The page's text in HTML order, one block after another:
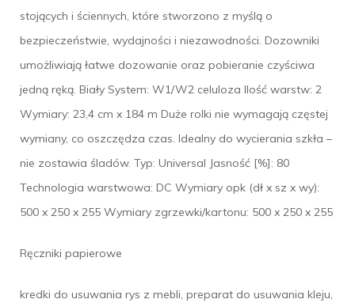
stojących i ściennych, które stworzono z myślą o
bezpieczeństwie, wydajności i niezawodności. Dozowniki
umożliwiają łatwe dozowanie oraz pobieranie czyściwa
jedną ręką. Biały System: W1/W2 celuloza Ilość warstw: 2
Wymiary: 23,4 cm x 184 m Duże rolki nie wymagają częstej
wymiany, co oszczędza czas. Idealny do wycierania szkła –
nie zostawia śladów. Typ: Universal Jasność [%]: 80
Technologia warstwowa: DC Wymiary opk (dł x sz x wy):
500 x 250 x 255 Wymiary zgrzewki/kartonu: 500 x 250 x 255
Ręczniki papierowe
kredki do usuwania rys z mebli, preparat do usuwania kleju,